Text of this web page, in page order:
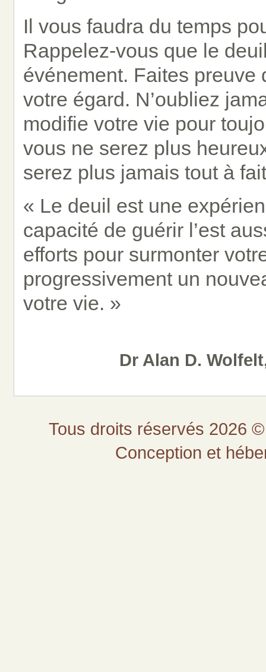
Il vous faudra du temps
Rappelez-vous que le
événement. Faites preuve
votre égard. N’oubliez
modifie votre vie pour
vous ne serez plus
serez plus jamais tout à
« Le deuil est une
capacité de guérir l’est
efforts pour surmonter
progressivement un
votre vie. »
Dr Alan D.
Tous droits réservés 2026
Conception et